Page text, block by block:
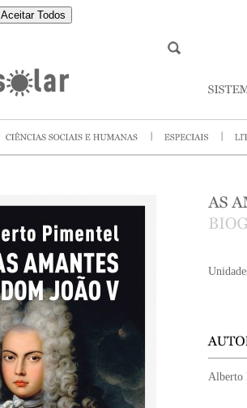
Aceitar Todos
Alberto